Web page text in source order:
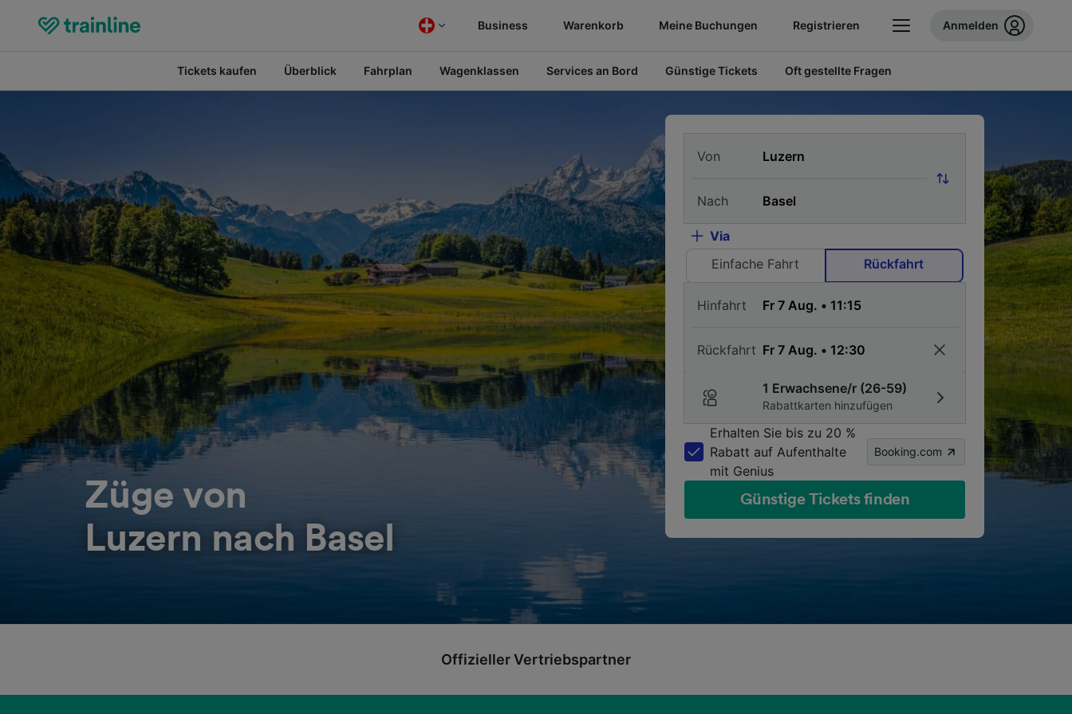
Business Warenkorb Meine Buchungen Registrieren Anmelden
Tickets kaufen Überblick Fahrplan Wagenklassen Services an Bord Günstige Tickets Oft gestellte Fragen
Züge von
Luzern nach Basel
Von
Nach
Via
Einfache Fahrt
Rückfahrt
Hinfahrt
Rückfahrt
1 Erwachsene/r (26-59)
Rabattkarten hinzufügen
Erhalten Sie bis zu 20 %
Rabatt auf Aufenthalte
mit Genius
Booking.com
Günstige Tickets finden
Offizieller Vertriebspartner